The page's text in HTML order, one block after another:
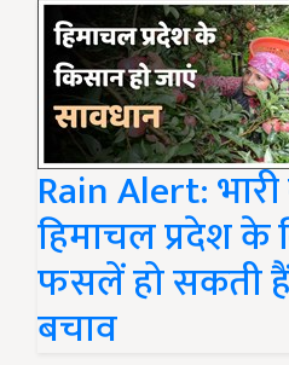
Rain Alert:
हिमाचल प्रदेश के
फसलें हो सकती
बचाव